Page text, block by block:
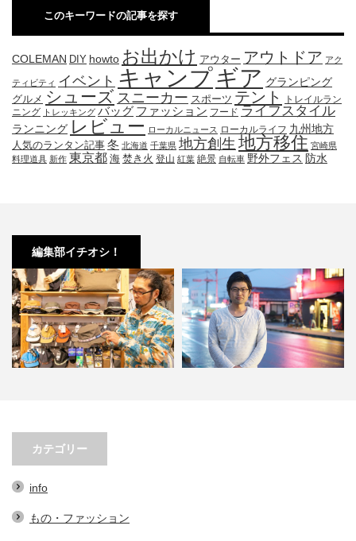
このキーワードの記事を探す
COLEMAN DIY howto お出かけ アウター アウトドア アク
ティビティ イベント キャンプギア グランピング
グルメ シューズ スニーカー スポーツ テント
トレイルラン
ニング トレッキング バッグ ファッション フード ライフスタイル
ランニング レビュー ローカルニュース ローカルライフ 九州地方
人気のランタン記事 冬 北海道 千葉県 地方創生 地方移住 宮崎県
料理道具 新作 東京都 海 焚き火 登山 紅葉 絶景 自転車 野外フェス 防水
編集部イチオシ！
子３選。オ
イテム…
小林市の起爆剤！青野さんが実践
する、地域おこし協力隊での…
カテゴリー
info
もの・ファッション